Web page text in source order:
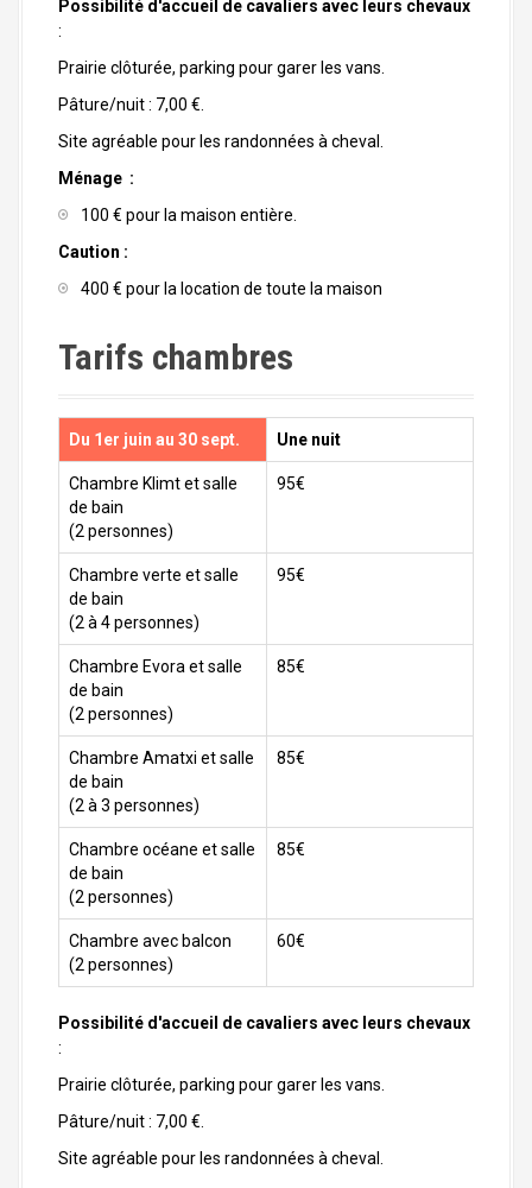
Possibilité d'accueil de cavaliers avec leurs chevaux
:
Prairie clôturée, parking pour garer les vans.
Pâture/nuit : 7,00 €.
Site agréable pour les randonnées à cheval.
Ménage :
100 € pour la maison entière.
Caution :
400 € pour la location de toute la maison
Tarifs chambres
Du 1er juin au 30 sept. Une nuit
Chambre Klimt et salle
de bain
(2 personnes)
95€
Chambre verte et salle
de bain
(2 à 4 personnes)
95€
Chambre Evora et salle
de bain
(2 personnes)
85€
Chambre Amatxi et salle
de bain
(2 à 3 personnes)
85€
Chambre océane et salle
de bain
(2 personnes)
85€
Chambre avec balcon
(2 personnes)
60€
Possibilité d'accueil de cavaliers avec leurs chevaux
:
Prairie clôturée, parking pour garer les vans.
Pâture/nuit : 7,00 €.
Site agréable pour les randonnées à cheval.